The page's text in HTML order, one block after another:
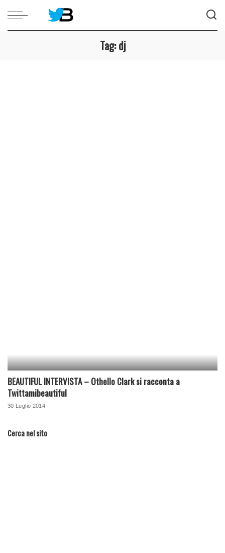
Tag:dj
BEAUTIFUL INTERVISTA – Othello Clark si racconta a
Twittamibeautiful
30 Luglio 2014
Cerca nel sito